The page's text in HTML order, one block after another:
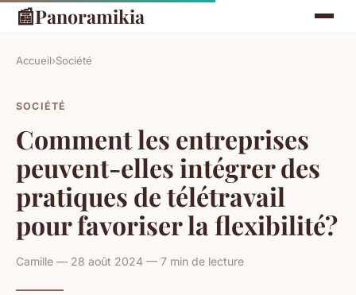
📰Panoramikia
Accueil›Société
SOCIÉTÉ
Comment les entreprises
peuvent-elles intégrer des
pratiques de télétravail
pour favoriser la flexibilité?
Camille — 28 août 2024 — 7 min de lecture